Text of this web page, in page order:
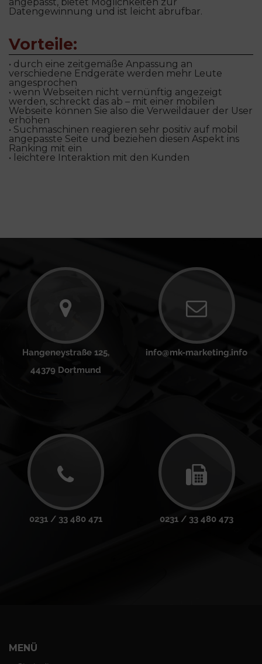
Datengewinnung und ist leicht abrufbar.
Vorteile:
• durch eine zeitgemäße Anpassung an
verschiedene Endgeräte werden mehr Leute
angesprochen
• wenn Webseiten nicht vernünftig angezeigt
werden, schreckt das ab – mit einer mobilen
Webseite können Sie also die Verweildauer der User
erhöhen
• Suchmaschinen reagieren sehr positiv auf mobil
angepasste Seite und beziehen diesen Aspekt ins
Ranking mit ein
• leichtere Interaktion mit den Kunden
Hangeneystraße 125,
44379 Dortmund
info@mk-marketing.info
0231 / 33 480 471 0231 / 33 480 473
MENÜ